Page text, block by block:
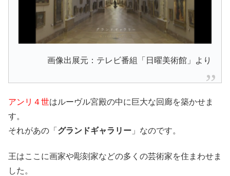
画像出展元：テレビ番組「日曜美術館」より
アンリ４世はルーヴル宮殿の中に巨大な回廊を築かせま
す。
それがあの「 グランドギャラリー 」なのです。
王はここに画家や彫刻家などの多くの芸術家を住まわせま
した。